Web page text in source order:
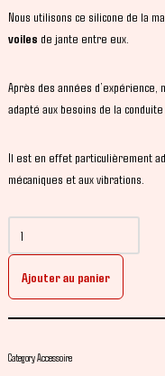
Nous utilisons ce silicone de la
voiles de jante entre eux.
Après des années d’expérience,
adapté aux besoins de la
Il est en effet particulièrement
mécaniques et aux vibrations.
Ajouter au panier
CategoryAccessoire